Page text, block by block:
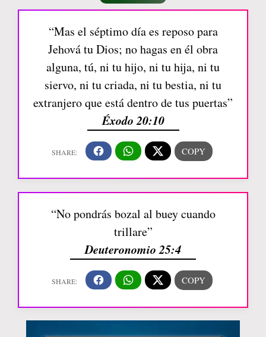
“Mas el séptimo día es reposo para
Jehová tu Dios; no hagas en él obra
alguna, tú, ni tu hijo, ni tu hija, ni tu
siervo, ni tu criada, ni tu bestia, ni tu
extranjero que está dentro de tus puertas”
Éxodo 20:10
“No pondrás bozal al buey cuando
trillare”
Deuteronomio 25:4